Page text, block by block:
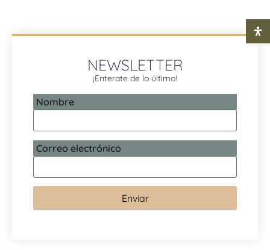
NEWSLETTER
¡Enterate de lo último!
Nombre
Correo electrónico